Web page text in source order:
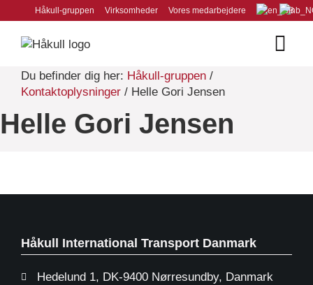
Håkull-gruppen Virksomheder Vores medarbejdere
Du befinder dig her: Håkull-gruppen /
Kontaktoplysninger / Helle Gori Jensen
Helle Gori Jensen
Håkull International Transport Danmark
Hedelund 1, DK-9400 Nørresundby, Danmark